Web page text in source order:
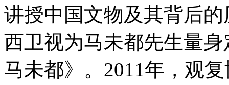
讲授中国文物及其背后
西卫视为马未都先生量
马未都》。2011年，观